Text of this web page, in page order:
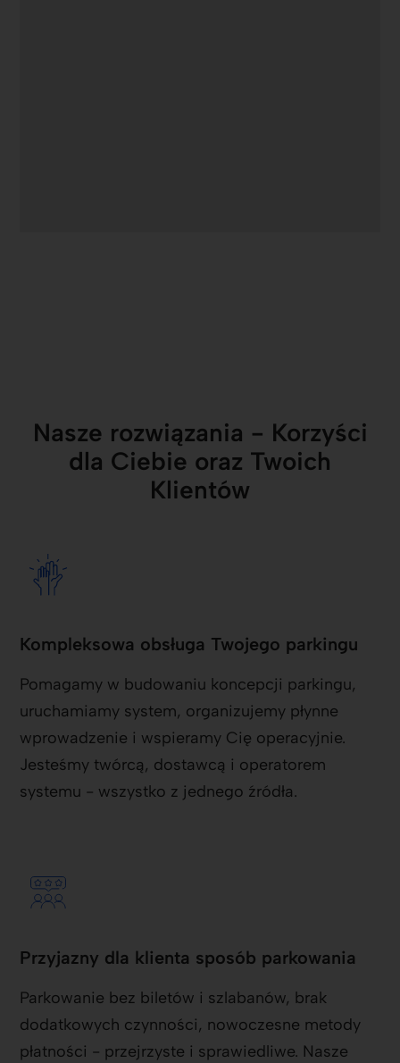
Nasze rozwiązania - Korzyści
dla Ciebie oraz Twoich
Klientów
Kompleksowa obsługa Twojego parkingu
Pomagamy w budowaniu koncepcji parkingu,
uruchamiamy system, organizujemy płynne
wprowadzenie i wspieramy Cię operacyjnie.
Jesteśmy twórcą, dostawcą i operatorem
systemu - wszystko z jednego źródła.
Przyjazny dla klienta sposób parkowania
Parkowanie bez biletów i szlabanów, brak
dodatkowych czynności, nowoczesne metody
płatności - przejrzyste i sprawiedliwe. Nasze